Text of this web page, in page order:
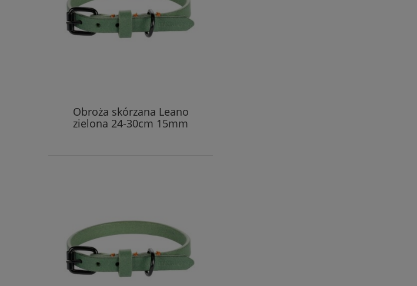
Obroża skórzana Leano
zielona 24-30cm 15mm